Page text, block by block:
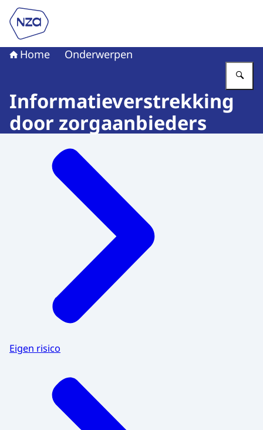
Naar de homepage van Nederlandse Zorgautoriteit
Home Onderwerpen
Informatieverstrekking
door zorgaanbieders
Eigen risico